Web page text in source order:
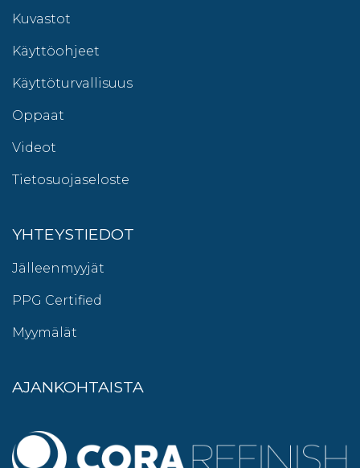
Kuvastot
Käyttöohjeet
Käyttöturvallisuus
Oppaat
Videot
Tietosuojaseloste
YHTEYSTIEDOT
Jälleenmyyjät
PPG Certified
Myymälät
AJANKOHTAISTA